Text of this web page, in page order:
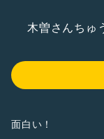
木曽さんちゅ
面白い！